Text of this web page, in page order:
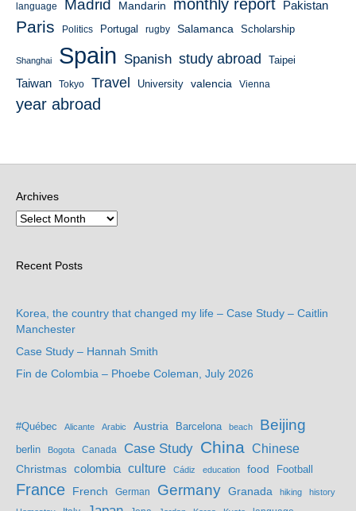
language Madrid Mandarin monthly report Pakistan
Paris Politics Portugal rugby Salamanca Scholarship
Shanghai Spain Spanish study abroad Taipei
Taiwan Tokyo Travel University valencia Vienna
year abroad
Archives
Recent Posts
Korea, the country that changed my life – Case Study – Caitlin
Manchester
Case Study – Hannah Smith
Fin de Colombia – Phoebe Coleman, July 2026
#Québec Alicante Arabic Austria Barcelona beach Beijing
berlin Bogota Canada Case Study China Chinese
Christmas colombia culture Cádiz education food Football
France French German Germany Granada hiking history